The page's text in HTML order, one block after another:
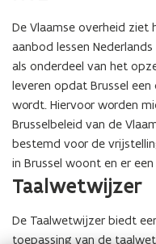
De Vlaamse overheid ziet
aanbod lessen
als onderdeel van het
leveren opdat Brussel
wordt. Hiervoor worden
Brusselbeleid van de
bestemd voor de
in Brussel woont en er
Taalwetwijzer
De Taalwetwijzer biedt
toepassing van de